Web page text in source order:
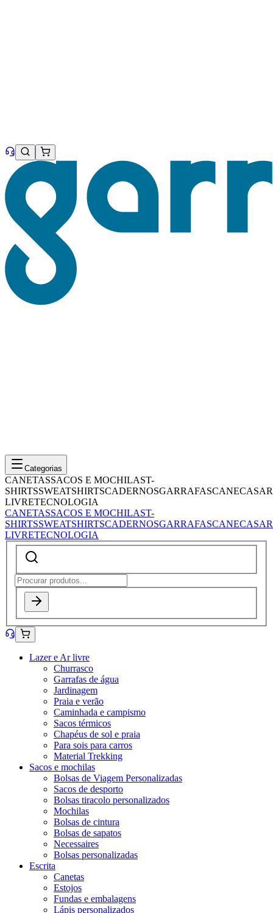
Categorias
CANETASSACOS E MOCHILAST-
SHIRTSSWEATSHIRTSCADERNOSGARRAFASCANECASAR
LIVRETECNOLOGIA
CANETASSACOS E MOCHILAST-
SHIRTSSWEATSHIRTSCADERNOSGARRAFASCANECASAR
LIVRETECNOLOGIA
Lazer e Ar livre
Churrasco
Garrafas de água
Jardinagem
Praia e verão
Caminhada e campismo
Sacos térmicos
Chapéus de sol e praia
Para sois para carros
Material Trekking
Sacos e mochilas
Bolsas de Viagem Personalizadas
Sacos de desporto
Bolsas tiracolo personalizados
Mochilas
Bolsas de cintura
Bolsas de sapatos
Necessaires
Bolsas personalizadas
Escrita
Canetas
Estojos
Fundas e embalagens
Lápis personalizados